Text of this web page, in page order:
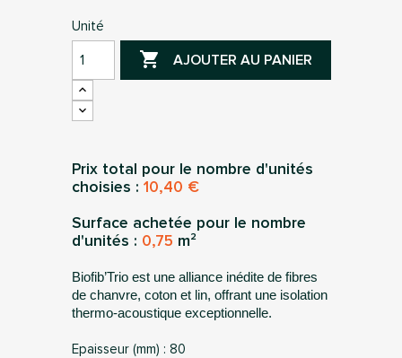
Unité
 AJOUTER AU PANIER
Prix total pour le nombre d'unités
choisies : 10,40 €
Surface achetée pour le nombre
d'unités : 0,75 m²
Biofib’Trio est une alliance inédite de fibres
de chanvre, coton et lin, offrant une isolation
thermo-acoustique exceptionnelle.
Epaisseur (mm) : 80